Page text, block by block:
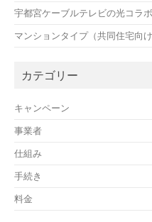
宇都宮ケーブルテレビの光コラボ
マンションタイプ（共同住宅向
カテゴリー
キャンペーン
事業者
仕組み
手続き
料金